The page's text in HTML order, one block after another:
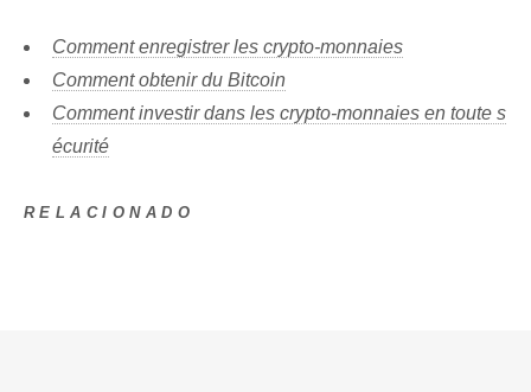
Comment enregistrer les crypto-monnaies
Comment obtenir du Bitcoin
Comment investir dans les crypto-monnaies en toute s
écurité
RELACIONADO